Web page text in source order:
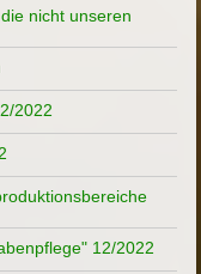
nicht unseren
2022
12/2022